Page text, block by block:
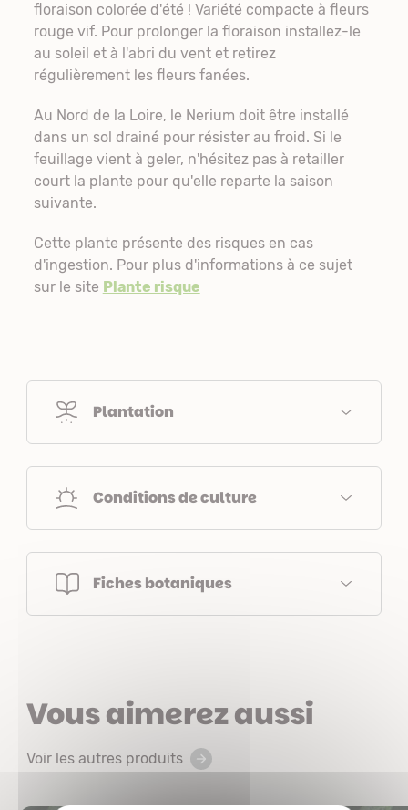
floraison colorée d'été ! Variété compacte à fleurs
rouge vif. Pour prolonger la floraison installez-le
au soleil et à l'abri du vent et retirez
régulièrement les fleurs fanées.
Au Nord de la Loire, le Nerium doit être installé
dans un sol drainé pour résister au froid. Si le
feuillage vient à geler, n'hésitez pas à retailler
court la plante pour qu'elle reparte la saison
suivante.
Cette plante présente des risques en cas
d'ingestion. Pour plus d'informations à ce sujet
sur le site Plante risque
Plantation
Conditions de culture
Fiches botaniques
Vous aimerez aussi
Voir les autres produits